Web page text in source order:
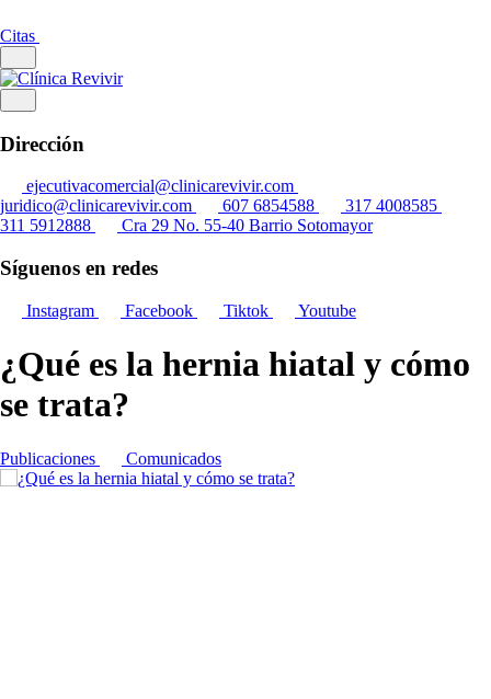
Citas
Dirección
ejecutivacomercial@clinicarevivir.com
juridico@clinicarevivir.com
607 6854588
317 4008585
311 5912888
Cra 29 No. 55-40 Barrio Sotomayor
Síguenos en redes
Instagram Facebook Tiktok Youtube
¿Qué es la hernia hiatal y cómo
se trata?
Publicaciones Comunicados